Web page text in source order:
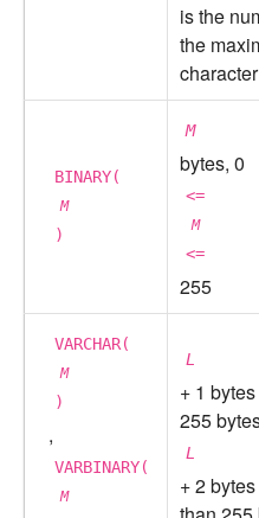
is the
the
BINARY(
M
)
M
bytes, 0
<=
M
<=
255
VARCHAR(
M
)
,
VARBINARY(
M
L
+ 1
255
L
+ 2